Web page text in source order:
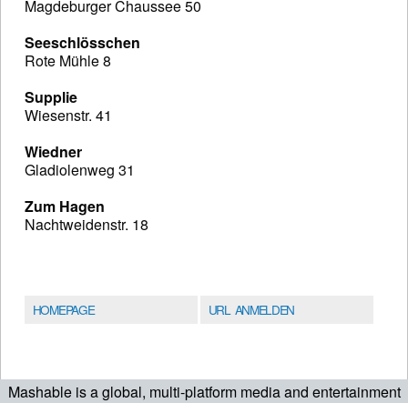
Mashable is a global, multi-platform media and entertainment
Magdeburger Chaussee 50
Seeschlösschen
Rote Mühle 8
Supplie
Wiesenstr. 41
Wiedner
Gladiolenweg 31
Zum Hagen
Nachtweidenstr. 18
HOMEPAGE URL ANMELDEN